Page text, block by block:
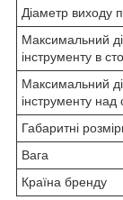
Діаметр виходу
Максимальний
інструменту в
Максимальний
інструменту над
Габаритні
Вага
Країна бренду